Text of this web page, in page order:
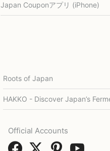
Japan Couponアプリ (iPhone)
Roots of Japan
HAKKO - Discover Japan’s
Official Accounts